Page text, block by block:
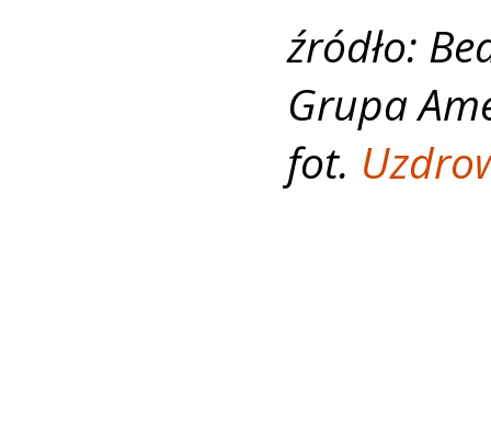
źródło:
Grupa
fot.